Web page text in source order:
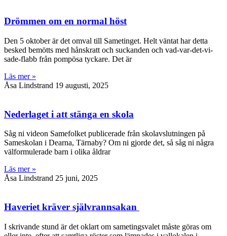
Drömmen om en normal höst
Den 5 oktober är det omval till Sametinget. Helt väntat har detta
besked bemötts med hånskratt och suckanden och vad-var-det-vi-
sade-flabb från pompösa tyckare. Det är
Läs mer »
Åsa Lindstrand 19 augusti, 2025
Nederlaget i att stänga en skola
Såg ni videon Samefolket publicerade från skolavslutningen på
Sameskolan i Dearna, Tärnaby? Om ni gjorde det, så såg ni några
välformulerade barn i olika åldrar
Läs mer »
Åsa Lindstrand 25 juni, 2025
Haveriet kräver självrannsakan
I skrivande stund är det oklart om sametingsvalet måste göras om